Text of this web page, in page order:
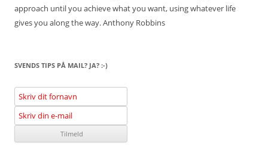
approach until you achieve what you want, using whatever life
gives you along the way.Anthony Robbins
SVENDS TIPS PÅ MAIL? JA? :-)